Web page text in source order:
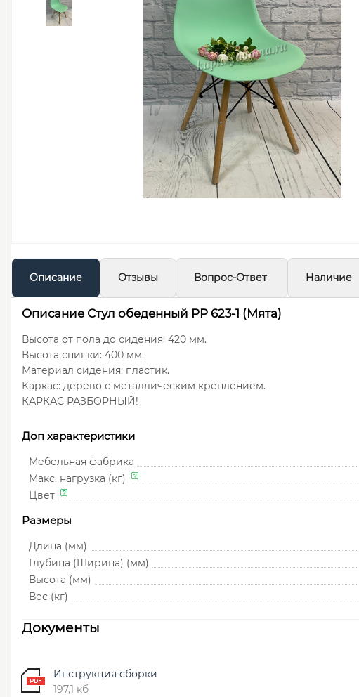
Описание Отзывы Вопрос-Ответ Наличие
Описание Стул обеденный PP 623-1 (Мята)
Высота от пола до сидения: 420 мм.
Высота спинки: 400 мм.
Материал сидения: пластик.
Каркас: дерево с металлическим креплением.
КАРКАС РАЗБОРНЫЙ!
Доп характеристики
Мебельная фабрика
Макс. нагрузка (кг)
Цвет
Размеры
Длина (мм)
Глубина (Ширина) (мм)
Высота (мм)
Вес (кг)
Документы
Инструкция сборки
197,1 кб